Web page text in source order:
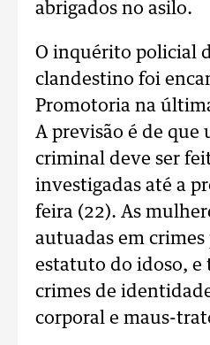
abrigados no asilo.
O inquérito policial
clandestino foi
Promotoria na
A previsão é de que
criminal deve ser
investigadas até a
feira (22). As
autuadas em
estatuto do idoso, e
crimes de
corporal e maus-